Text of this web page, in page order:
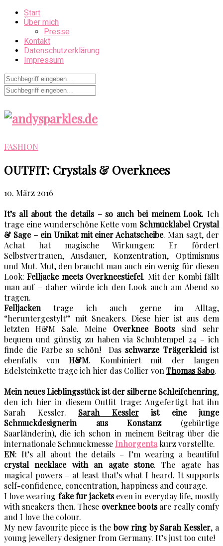
Start
Über mich
Presse
Kontakt
Datenschutzerklärung
Impressum
FASHION
OUTFIT: Crystals & Overknees
10. März 2016
It’s all about the details – so auch bei meinem Look. Ich
trage eine wunderschöne Kette vom Schmucklabel Crystal
& Sage – ein Unikat mit einer Achatscheibe. Man sagt, der
Achat hat magische Wirkungen: Er fördert
Selbstvertrauen, Ausdauer, Konzentration, Optimismus
und Mut. Mut, den braucht man auch ein wenig für diesen
Look: Felljacke meets Overkneestiefel. Mit der Kombi fällt
man auf – daher würde ich den Look auch am Abend so
tragen.
Felljacken trage ich auch gerne im Alltag,
“heruntergestylt” mit Sneakers. Diese hier ist aus dem
letzten H&M Sale. Meine Overknee Boots sind sehr
bequem und günstig zu haben via Schuhtempel 24 – ich
finde die Farbe so schön! Das schwarze Trägerkleid ist
ebenfalls von H&M. Kombiniert mit der langen
Edelsteinkette trage ich hier das Collier von Thomas Sabo.
Mein neues Lieblingsstück ist der silberne Schleifchenring,
den ich hier in diesem Outfit trage: Angefertigt hat ihn
Sarah Kessler. Sarah Kesslerist eine junge
Schmuckdesignerin aus Konstanz(gebürtige
Saarländerin), die ich schon in meinem Beitrag über die
internationale SchmuckmesseInhorgentakurz vorstellte.
EN: It’s all about the details – I’m wearing a beautiful
crystal necklace with an agate stone. The agate has
magical powers – at least that’s what I heard. It supports
self-confidence, concentration, happiness and courage.
I love wearing fake fur jacketseven in everyday life, mostly
with sneakers then. These overknee bootsare really comfy
and I love the colour.
My new favourite piece is thebow ring by Sarah Kessler, a
young jewellery designer from Germany. It’s just too cute!